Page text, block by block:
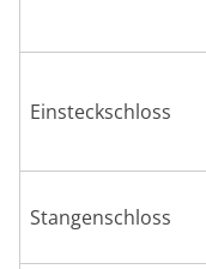
Einsteckschloss
Stangenschloss